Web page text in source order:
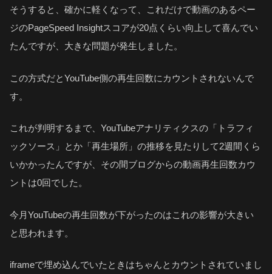
そうすると、確かに軽くなって、これだけで動画のあるペー
ジのPageSpeed Insightスコアが20点くらい向上して喜んでい
たんですが、大きな問題が発生しました。
この方式だとYouTube側の再生回数にカウントされないんで
す。
これが判明するまで、YouTubeアナリティクスの「トラフィ
ックソース」とか「再生場所」の推移を見たりして2週間くら
いかかったんですが、その間ブログからの動画再生回数カウ
ントは0回でした。
今月YouTubeの再生回数が下がったのはこれの影響が大きい
と思われます。
iframeで埋め込んでいたときはちゃんとカウントされていまし